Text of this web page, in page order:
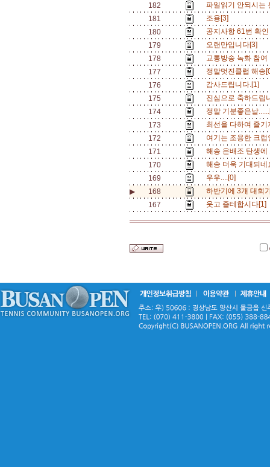
182
파일읽기 안되시는
181
조용[3]
180
공지사항 61번 확
179
오랜만입니다[3]
178
교통방송 녹화 참
177
정말멋진클럽 해
176
감사드립니다.[1]
175
진심으로 축하드
174
정말 기분좋은날
173
최선을 다하여 즐
172
여기는 조용한 크
171
해송 은배조 탄생
170
해송 더욱 기대되
169
우우....[0]
▶
168
하반기에 3개 대회
167
웃고 즐테합시다[1]